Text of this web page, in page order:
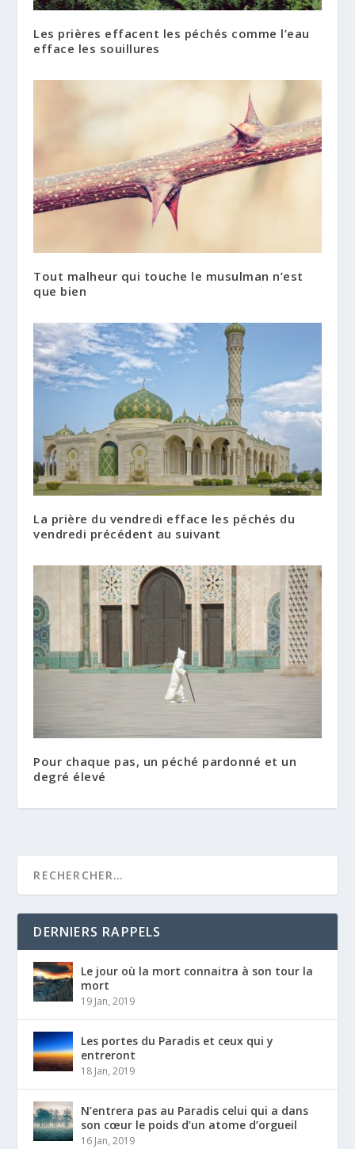
Les prières effacent les péchés comme l’eau
efface les souillures
Tout malheur qui touche le musulman n’est
que bien
La prière du vendredi efface les péchés du
vendredi précédent au suivant
Pour chaque pas, un péché pardonné et un
degré élevé
DERNIERS RAPPELS
Le jour où la mort connaitra à son tour la
mort
19 Jan, 2019
Les portes du Paradis et ceux qui y
entreront
18 Jan, 2019
N’entrera pas au Paradis celui qui a dans
son cœur le poids d’un atome d’orgueil
16 Jan, 2019